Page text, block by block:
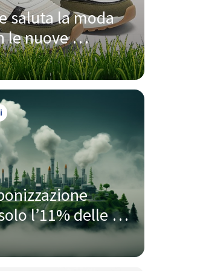
saluta la moda
le nuove
friendly
l’11% delle
registrato
linea con le loro